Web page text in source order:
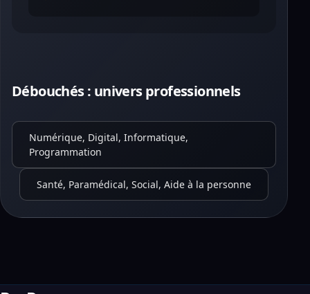
Débouchés : univers professionnels
Numérique, Digital, Informatique,
Programmation
Santé, Paramédical, Social, Aide à la personne